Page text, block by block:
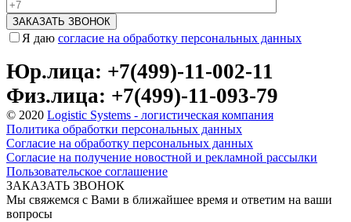
Я даю согласие на обработку персональных данных
Юр.лица: +7(499)-11-002-11
Физ.лица: +7(499)-11-093-79
© 2020 Logistic Systems - логистическая компания
Политика обработки персональных данных
Согласие на обработку персональных данных
Согласие на получение новостной и рекламной рассылки
Пользовательское соглашение
ЗАКАЗАТЬ ЗВОНОК
Мы свяжемся с Вами в ближайшее время и ответим на ваши
вопросы